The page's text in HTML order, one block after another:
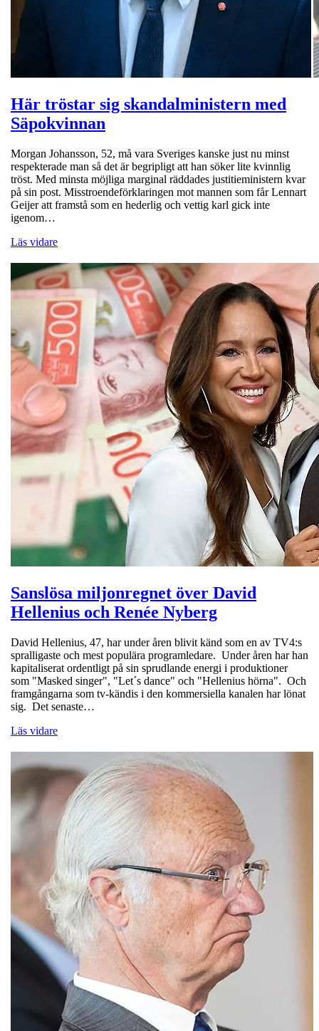
Här tröstar sig skandalministern med
Säpokvinnan
Morgan Johansson, 52, må vara Sveriges kanske just nu minst
respekterade man så det är begripligt att han söker lite kvinnlig
tröst. Med minsta möjliga marginal räddades justitieministern kvar
på sin post. Misstroendeförklaringen mot mannen som får Lennart
Geijer att framstå som en hederlig och vettig karl gick inte
igenom…
Läs vidare
Sanslösa miljonregnet över David
Hellenius och Renée Nyberg
David Hellenius, 47, har under åren blivit känd som en av TV4:s
spralligaste och mest populära programledare. Under åren har han
kapitaliserat ordentligt på sin sprudlande energi i produktioner
som "Masked singer", "Let´s dance" och "Hellenius hörna". Och
framgångarna som tv-kändis i den kommersiella kanalen har lönat
sig. Det senaste…
Läs vidare